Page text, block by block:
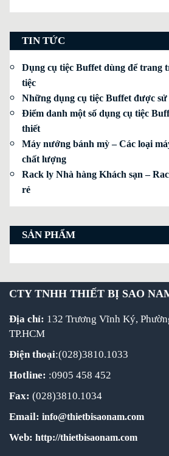
TIN TỨC
Dụng cụ tiệc Buffet dùng để trang
tiệc
Những dụng cụ tiệc Buffet được
Điểm danh một số dụng cụ tiệc
thiết
Máy nướng bánh mỳ – Các loại
chất lượng
Rack ly Nhà hàng Khách sạn –
rẻ
SẢN PHẨM
CTY TNHH THIẾT BỊ SAO
Địa chỉ: 132 Trương Vĩnh Ký,
TP.HCM
Điện thoại:(028)3810.1033
Hotline: :0905 458 452
Fax: (028)3810.1034
Email: info@thietbisaonam.com
Web: http://thietbisaonam.com